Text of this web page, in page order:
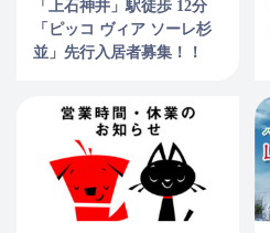
「上石神井」駅徒歩 12分
「ピッコ ヴィア ソーレ杉
並」先行入居者募集！！